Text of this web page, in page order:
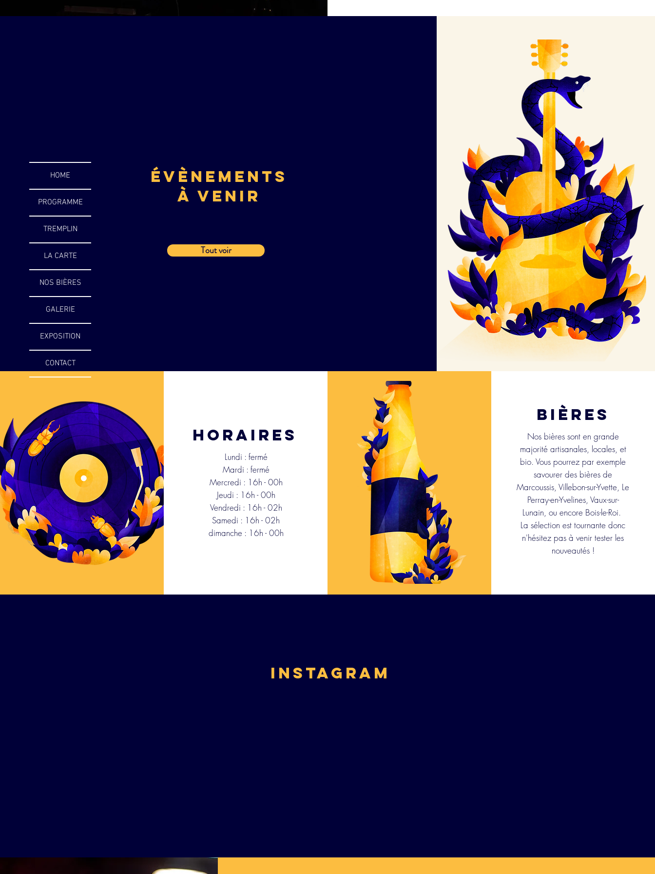
HOME
PROGRAMME
TREMPLIN
LA CARTE
NOS BIÈRES
GALERIE
EXPOSITION
CONTACT
éVèNEMENTS
à VENIR
Tout voir
Horaires
Lundi : fermé
Mardi : fermé
Mercredi : 16h - 00h
Jeudi : 16h -00h
Vendredi : 16h -02h
Samedi : 16h -02h
dimanche : 16h -00h
bières
Nos bières sont en grande
majorité artisanales, locales, et
bio. Vous pourrez par exemple
savourer des bières de
Marcoussis, Villebon-sur-Yvette, Le
Perray-en-Yvelines, Vaux-sur-
Lunain, ou encore Bois-le-Roi.
La sélection est tournante donc
n'hésitez pas à venir tester les
nouveautés !
instagram